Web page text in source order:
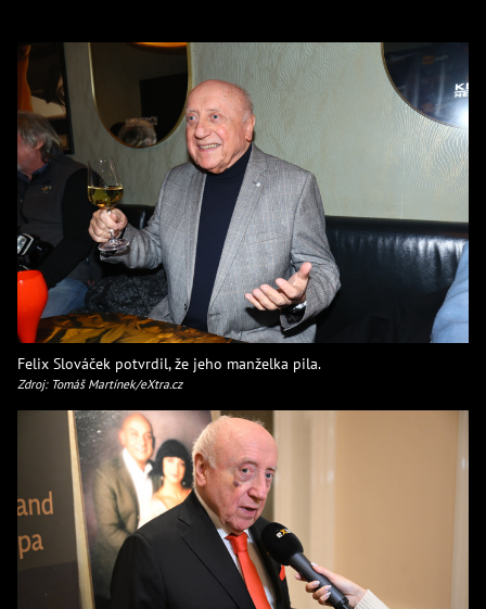
Felix Slováček potvrdil, že jeho manželka pila.
Zdroj: Tomáš Martínek/eXtra.cz